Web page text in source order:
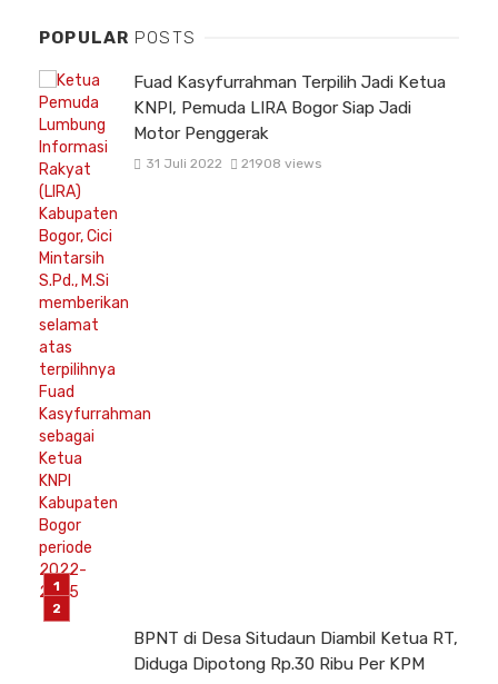
POPULAR POSTS
Fuad Kasyfurrahman Terpilih Jadi Ketua
KNPI, Pemuda LIRA Bogor Siap Jadi
Motor Penggerak
31 Juli 2022 21908 views
BPNT di Desa Situdaun Diambil Ketua RT,
Diduga Dipotong Rp.30 Ribu Per KPM